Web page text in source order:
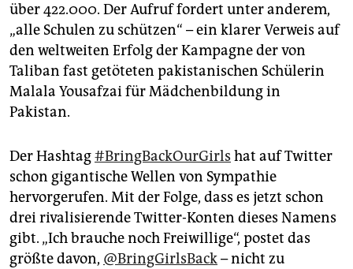
über 422.000. Der Aufruf fordert unter anderem,
„alle Schulen zu schützen“ – ein klarer Verweis auf
den weltweiten Erfolg der Kampagne der von
Taliban fast getöteten pakistanischen Schülerin
Malala Yousafzai für Mädchenbildung in
Pakistan.
Der Hashtag#BringBackOurGirls hat auf Twitter
schon gigantische Wellen von Sympathie
hervorgerufen. Mit der Folge, dass es jetzt schon
drei rivalisierende Twitter-Konten dieses Namens
gibt. „Ich brauche noch Freiwillige“, postet das
größte davon, @BringGirlsBack– nicht zu